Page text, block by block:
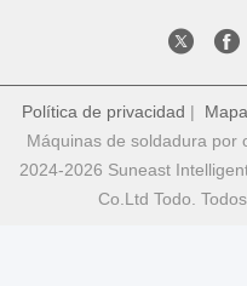
Política de privacidad |
Máquinas de soldadura por
2024-2026 Suneast
Co.Ltd Todo.